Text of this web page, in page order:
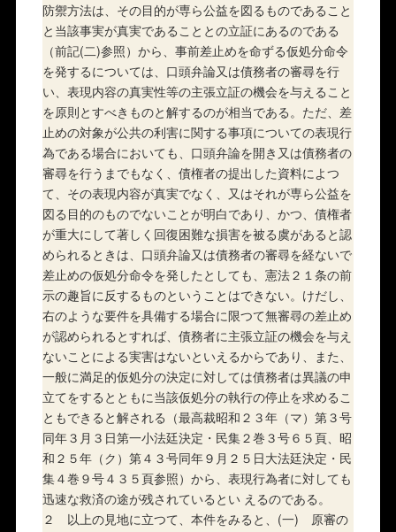
防禦方法は、その目的が専ら公益を図るものであること
と当該事実が真実であることとの立証にあるのである
（前記(二)参照）から、事前差止めを命ずる仮処分命令
を発するについては、口頭弁論又は債務者の審尋を行
い、表現内容の真実性等の主張立証の機会を与えること
を原則とすべきものと解するのが相当である。ただ、差
止めの対象が公共の利害に関する事項についての表現行
為である場合においても、口頭弁論を開き又は債務者の
審尋を行うまでもなく、債権者の提出した資料によつ
て、その表現内容が真実でなく、又はそれが専ら公益を
図る目的のものでないことが明白であり、かつ、債権者
が重大にして著しく回復困難な損害を被る虞があると認
められるときは、口頭弁論又は債務者の審尋を経ないで
差止めの仮処分命令を発したとしても、憲法２１条の前
示の趣旨に反するものということはできない。けだし、
右のような要件を具備する場合に限つて無審尋の差止め
が認められるとすれば、債務者に主張立証の機会を与え
ないことによる実害はないといえるからであり、また、
一般に満足的仮処分の決定に対しては債務者は異議の申
立てをするとともに当該仮処分の執行の停止を求めるこ
ともできると解される（最高裁昭和２３年（マ）第３号
同年３月３日第一小法廷決定・民集２巻３号６５頁、昭
和２５年（ク）第４３号同年９月２５日大法廷決定・民
集４巻９号４３５頁参照）から、表現行為者に対しても
迅速な救済の途が残されているとい えるのである。
２ 以上の見地に立つて、本件をみると、(一) 原審の